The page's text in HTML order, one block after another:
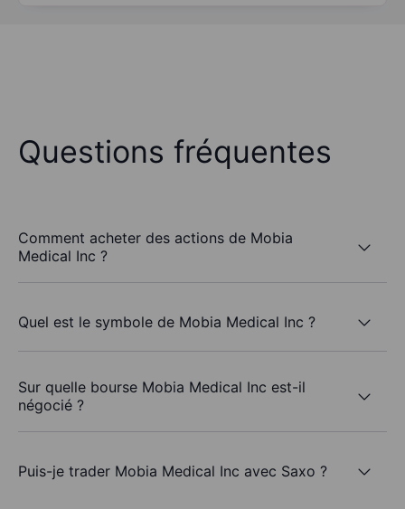
Questions fréquentes
Comment acheter des actions de Mobia
Medical Inc ?
Quel est le symbole de Mobia Medical Inc ?
Sur quelle bourse Mobia Medical Inc est-il
négocié ?
Puis-je trader Mobia Medical Inc avec Saxo ?